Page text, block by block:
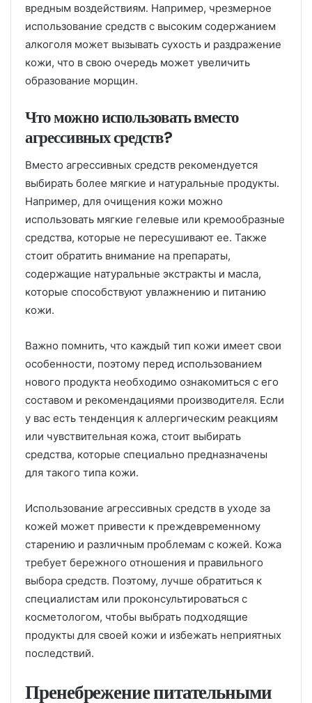
вредным воздействиям. Например, чрезмерное
использование средств с высоким содержанием
алкоголя может вызывать сухость и раздражение
кожи, что в свою очередь может увеличить
образование морщин.
Что можно использовать вместо
агрессивных средств?
Вместо агрессивных средств рекомендуется
выбирать более мягкие и натуральные продукты.
Например, для очищения кожи можно
использовать мягкие гелевые или кремообразные
средства, которые не пересушивают ее. Также
стоит обратить внимание на препараты,
содержащие натуральные экстракты и масла,
которые способствуют увлажнению и питанию
кожи.
Важно помнить, что каждый тип кожи имеет свои
особенности, поэтому перед использованием
нового продукта необходимо ознакомиться с его
составом и рекомендациями производителя. Если
у вас есть тенденция к аллергическим реакциям
или чувствительная кожа, стоит выбирать
средства, которые специально предназначены
для такого типа кожи.
Использование агрессивных средств в уходе за
кожей может привести к преждевременному
старению и различным проблемам с кожей. Кожа
требует бережного отношения и правильного
выбора средств. Поэтому, лучше обратиться к
специалистам или проконсультироваться с
косметологом, чтобы выбрать подходящие
продукты для своей кожи и избежать неприятных
последствий.
Пренебрежение питательными